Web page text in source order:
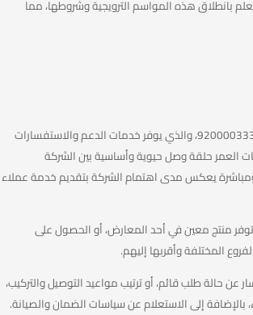
بانطلاق هذه المواسم الترويجية وشروطها، مما
للتواصل مع مفروشات العمر، يمكن للعملاء الاتصال بالرقم الموحد 920000333، والذي يوفر خدمات الدعم والاستفسارات
العمر حلقة وصل حيوية وأساسية بين الشركة
ومباشرة يعكس مدى اهتمام الشركة بتقديم خدمة عملاء
منتج معين في أحد المعارض، أو الحصول على
المختلفة وأقربها إليهم.
حالة طلب قائم، أو ترتيب مواعيد التوصيل والتركيب،
إلى الاستعلام عن سياسات الضمان والصيانة.